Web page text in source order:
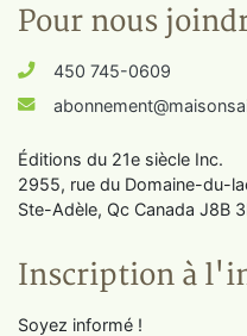
Pour nous
450 745-0609
Éditions du 21e siècle Inc.
2955, rue du Domaine-du-
Ste-Adèle, Qc Canada J8B
Inscription à
Soyez informé !